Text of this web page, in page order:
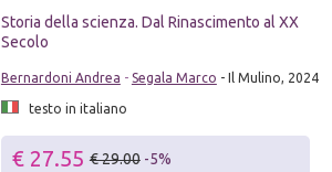
Storia della scienza. Dal Rinascimento al XX
Secolo
Bernardoni Andrea - Segala Marco - Il Mulino, 2024
testo in italiano
€ 27.55 € 29.00 -5%